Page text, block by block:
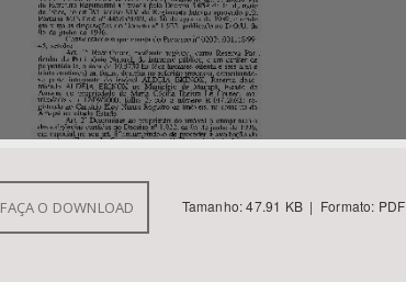
FAÇA O DOWNLOAD Tamanho: 47.91 KB | Formato: PDF